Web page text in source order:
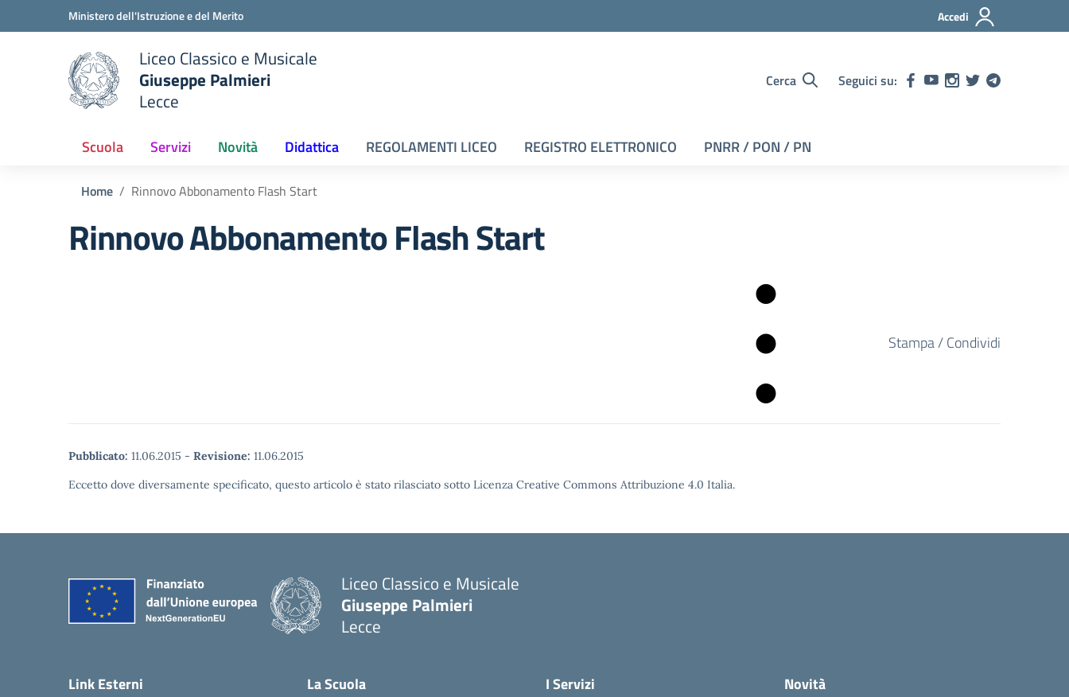
Vai ai contenuti
Vai al menu di navigazioneMinistero dell'Istruzione e del Merito Accedi
scuola
Liceo Classico e Musicale
Giuseppe Palmieri
Lecce
Cerca Seguici su:
Scuola Servizi Novità Didattica REGOLAMENTI LICEO REGISTRO ELETTRONICO PNRR / PON / PN
Home Rinnovo Abbonamento Flash Start
Rinnovo Abbonamento Flash Start
Stampa / Condividi
Pubblicato: 11.06.2015 - Revisione: 11.06.2015
Eccetto dove diversamente specificato, questo articolo è stato rilasciato sotto Licenza Creative Commons Attribuzione 4.0 Italia.
Liceo Classico e Musicale
Giuseppe Palmieri
Lecce
Link Esterni La Scuola I Servizi Novità